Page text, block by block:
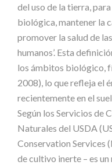
del uso de la tierra,para
biológica,mantener la
promover la salud de las
humanos’. Esta
los ámbitos biológico,
2008), lo que refleja el
recientemente en el
Según los Servicios de
Naturales del USDA
Conservation Services
decultivo inerte – es un